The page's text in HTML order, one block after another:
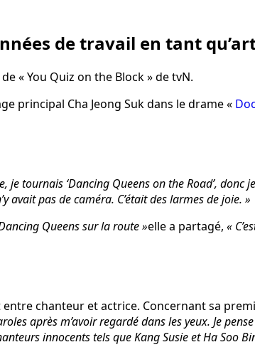
de travail en tant
« You Quiz on the Block » de tvN.
principal Cha Jeong Suk dans le drame «
je tournais ‘Dancing Queens on the Road’,
avait pas de caméra. C’était des larmes de joie. »
Queens sur la route »elle a partagé, «
chanteur et actrice. Concernant sa
après m’avoir regardé dans les yeux. Je
innocents tels que Kang Susie et Ha